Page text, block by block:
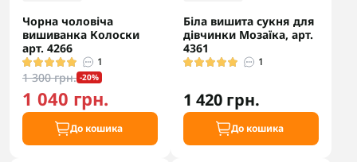
Чорна чоловіча
вишиванка Колоски
арт. 4266
1
1 300 грн. -20%
1 040 грн.
До кошика
Біла вишита сукня для
дівчинки Мозаїка, арт.
4361
1
1 420 грн.
До кошика